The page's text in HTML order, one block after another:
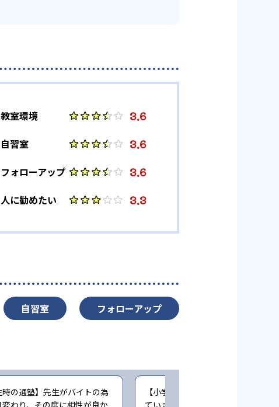
教室環境 3.6
自習室 3.6
フォローアップ 3.6
人に勧めたい 3.3
自習室 フォローアップ
時の通塾】先生がバイトの為
【小学生時の通塾】最初は楽しく通